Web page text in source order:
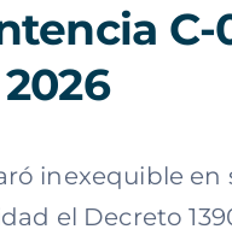
C-
inexequible en
el Decreto